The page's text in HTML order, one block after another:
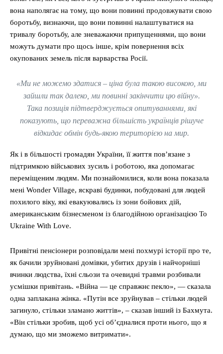
вона наполягає на тому, що вони повинні продовжувати свою
боротьбу, визнаючи, що вони повинні налаштуватися на
тривалу боротьбу, але зневажаючи припущеннями, що вони
можуть думати про щось інше, крім повернення всіх
окупованих земель після варварства Росії.
«Ми не можемо здатися – ціна була такою високою, ми
зайшли так далеко, ми повинні закінчити цю війну».
Така позиція підтверджується опитуваннями, які
показують, що переважна більшість українців рішуче
відкидає обмін будь-якою територією на мир.
Як і в більшості громадян України, її життя пов’язане з
підтримкою військових зусиль і роботою, яка допомагає
переміщеним людям. Ми познайомилися, коли вона показала
мені Wonder Village, яскраві будинки, побудовані для людей
похилого віку, які евакуювались із зони бойових дій,
американським бізнесменом із благодійною організацією To
Ukraine With Love.
Привітні пенсіонери розповідали мені похмурі історії про те,
як бачили зруйновані домівки, убитих друзів і найчорніші
вчинки людства, їхні сльози та очевидні травми розбивали
усмішки привітань. «Війна — це справжнє пекло», — сказала
одна заплакана жінка. «Путін все зруйнував – стільки людей
загинуло, стільки зламано життів», – сказав інший із Бахмута.
«Він стільки зробив, щоб усі об’єдналися проти нього, що я
думаю, що ми зможемо витримати».